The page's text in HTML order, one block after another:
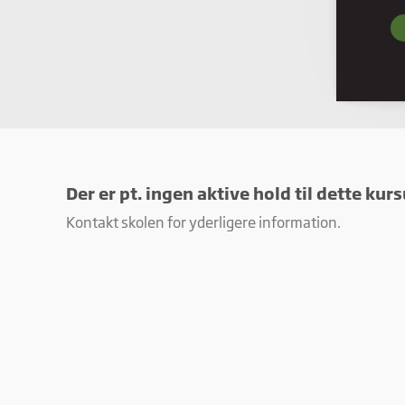
Der er pt. ingen aktive hold til dette
Kontakt skolen for yderligere information.